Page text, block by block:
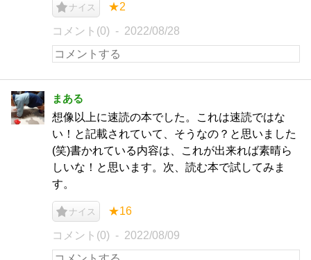
ナイス ★2
コメント(0) 2022/08/28
まある
想像以上に速読の本でした。これは速読ではな
い！と記載されていて、そうなの？と思いました
(笑)書かれている内容は、これが出来れば素晴ら
しいな！と思います。次、読む本で試してみま
す。
ナイス ★16
コメント(0) 2022/08/09